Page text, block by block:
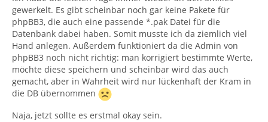
gewerkelt. Es gibt scheinbar noch gar keine Pakete für
phpBB3, die auch eine passende *.pak Datei für die
Datenbank dabei haben. Somit musste ich da ziemlich viel
Hand anlegen. Außerdem funktioniert da die Admin von
phpBB3 noch nicht richtig: man korrigiert bestimmte Werte,
möchte diese speichern und scheinbar wird das auch
gemacht, aber in Wahrheit wird nur lückenhaft der Kram in
die DB übernommen
Naja, jetzt sollte es erstmal okay sein.